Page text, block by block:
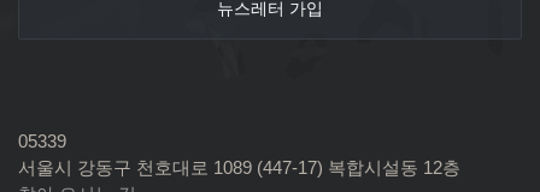
05339
서울시 강동구 천호대로 1089 (447-17) 복합시설동 12층